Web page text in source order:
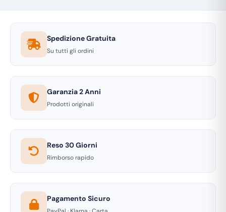
Spedizione Gratuita
Su tutti gli ordini
Garanzia 2 Anni
Prodotti originali
Reso 30 Giorni
Rimborso rapido
Pagamento Sicuro